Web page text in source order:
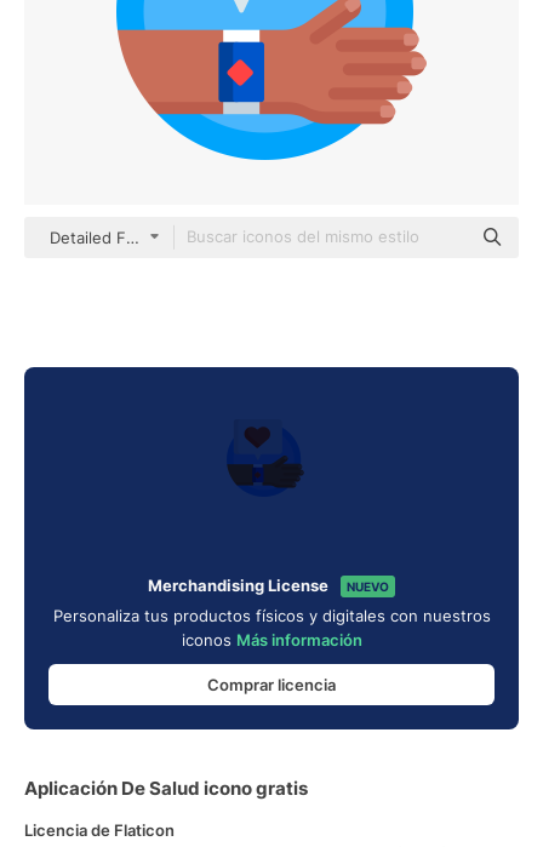
Detailed Flat Circular Flat
Merchandising License NUEVO
Personaliza tus productos físicos y digitales con nuestros
iconos Más información
Comprar licencia
Aplicación De Salud icono gratis
Licencia de Flaticon